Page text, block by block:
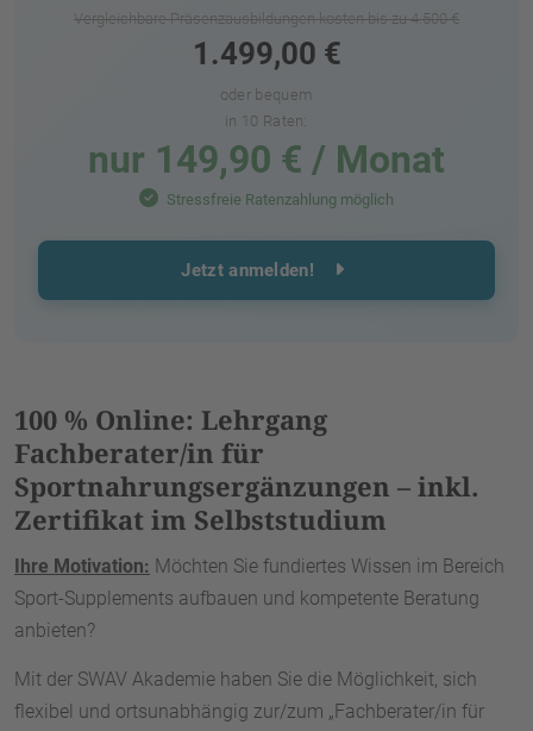
Vergleichbare Präsenzausbildungen kosten bis zu 4.500 €
1.499,00 €
oder bequem
in 10 Raten:
nur 149,90 € / Monat
Stressfreie Ratenzahlung möglich
Jetzt anmelden!
100 % Online: Lehrgang
Fachberater/in für
Sportnahrungsergänzungen – inkl.
Zertifikat im Selbststudium
Ihre Motivation: Möchten Sie fundiertes Wissen im Bereich
Sport-Supplements aufbauen und kompetente Beratung
anbieten?
Mit der SWAV Akademie haben Sie die Möglichkeit, sich
flexibel und ortsunabhängig zur/zum „Fachberater/in für